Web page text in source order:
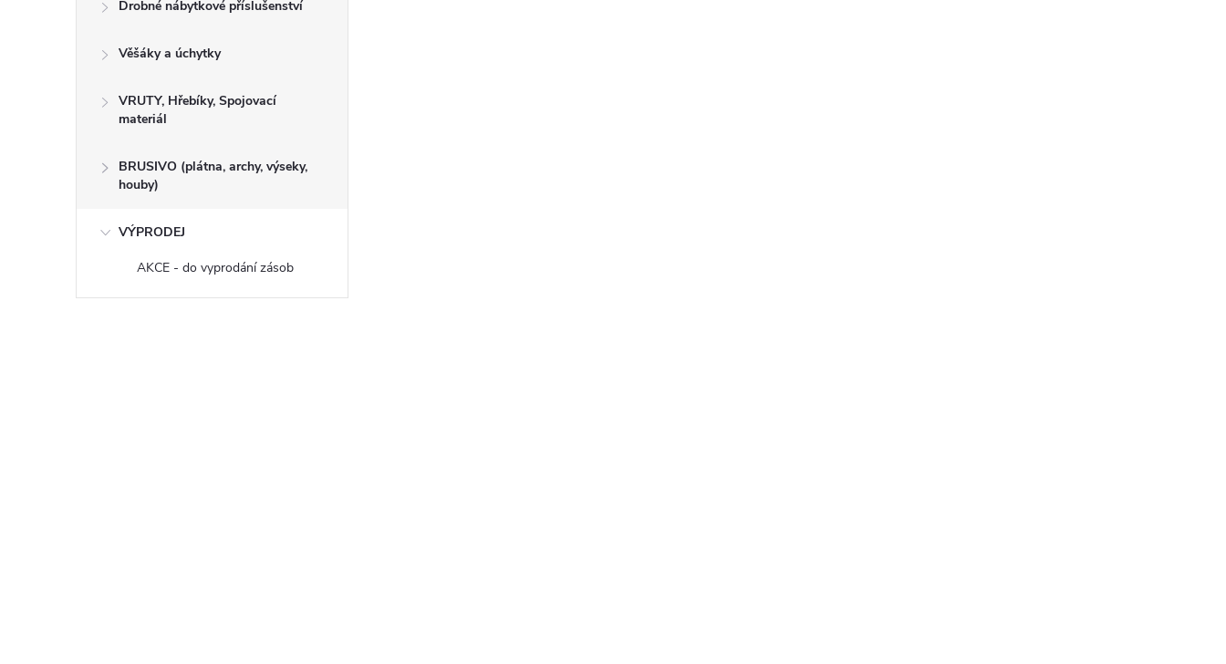
Drobné nábytkové příslušenství
Věšáky a úchytky
VRUTY, Hřebíky, Spojovací
materiál
BRUSIVO (plátna, archy, výseky,
houby)
VÝPRODEJ
AKCE - do vyprodání zásob